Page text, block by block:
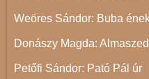
Weöres Sándor: Buba
Donászy Magda:
Petőfi Sándor: Pató Pál úr